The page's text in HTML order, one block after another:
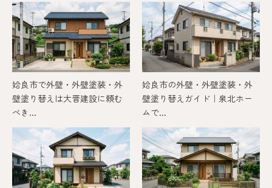
姶良市で外壁・外壁塗装・外
壁塗り替えは大晋建設に頼む
べき...
姶良市の外壁・外壁塗装・外
壁塗り替えガイド｜泉北ホー
ムで...